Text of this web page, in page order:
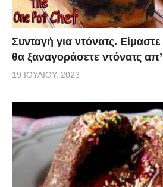
Συνταγή για ντόνατς. Είμαστε
θα ξαναγοράσετε ντόνατς
19 ΙΟΥΛΊΟΥ, 2023